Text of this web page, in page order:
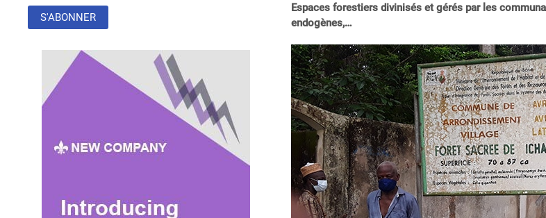
Espaces forestiers divinisés et gérés par les
endogènes,…